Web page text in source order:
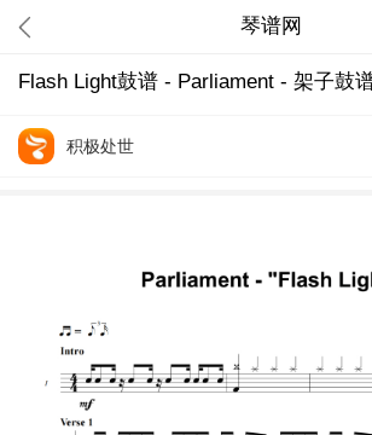
琴谱网
Flash Light鼓谱 - Parliament - 架子鼓
积极处世